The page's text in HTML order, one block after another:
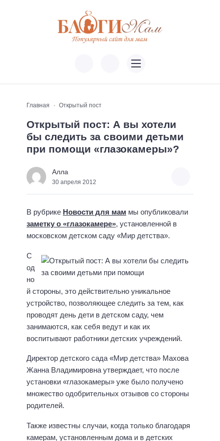
Главная Открытый пост
Открытый пост: А вы хотели
бы следить за своими детьми
при помощи «глазокамеры»?
Алла
30 апреля 2012
В рубрике Новости для мам мы опубликовали
заметку о «глазокамере», установленной в
московском детском саду «Мир детства».
С
од
но
й стороны, это действительно уникальное
устройство, позволяющее следить за тем, как
проводят день дети в детском саду, чем
занимаются, как себя ведут и как их
воспитывают работники детских учреждений.
Директор детского сада «Мир детства» Махова
Жанна Владимировна утверждает, что после
установки «глазокамеры» уже было получено
множество одобрительных отзывов со стороны
родителей.
Также известны случаи, когда только благодаря
камерам, установленным дома и в детских